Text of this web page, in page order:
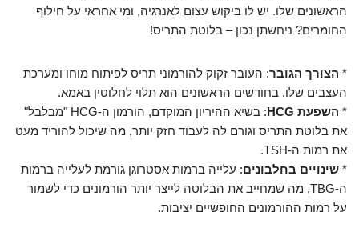
הראשונים שלו. יש לו ביקוש עצום לאנרגיה, ומי אחראי על חילוף
החומרים? ניחשתן נכון – בלוטת התריס!
* הצורך הגובר: העובר זקוק להורמוני תריס לפיתוח מוחו ומערכת
העצבים שלו. בחודשים הראשונים הוא תלוי לחלוטין באמא.
* השפעת HCG
: בשיא ההיריון המוקדם, הורמון ה-HCG "מבלבל"
את בלוטת התריס וגורם לה לעבוד חזק יותר, מה שיכול להוריד מעט
את רמות ה-TSH.
* שינויים בחלבונים: עלייה ברמות אסטרוגן גורמת לעלייה ברמות
ה-TBG, מה שמחייב את הבלוטה לייצר יותר הורמונים כדי לשמור
על רמות ההורמונים החופשיים יציבות.